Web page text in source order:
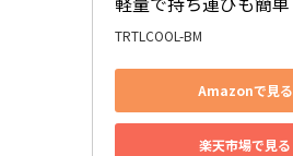
TRTLCOOL-BM
Amazonで見る
楽天市場で見る